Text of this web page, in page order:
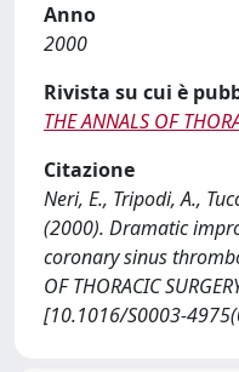
Anno
2000
Rivista su cui è
THE ANNALS OF
Citazione
Neri, E., Tripodi, A.,
(2000). Dramatic
coronary sinus
OF THORACIC
[10.1016/S0003-